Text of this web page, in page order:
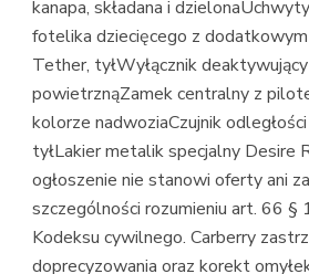
kanapa, składana i
fotelika dziecięcego z
Tether, tyłWyłącznik
powietrznąZamek centralny z
kolorze nadwoziaCzujnik
tyłLakier metalik specjalny Desire
ogłoszenie nie stanowi oferty ani
szczególności rozumieniu art. 66 §
Kodeksu cywilnego. Carberry
doprecyzowania oraz korekt